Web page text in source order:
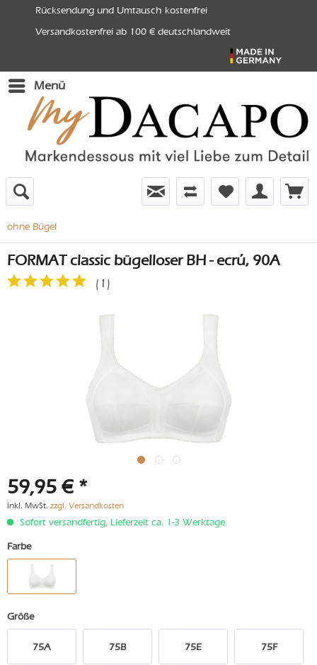
Rücksendung und Umtausch kostenfrei
Versandkostenfrei ab 100 € deutschlandweit
Menü
ohne Bügel
FORMAT classic bügelloser BH - ecrú, 90A
( 1 )
59,95 € *
inkl. MwSt. zzgl. Versandkosten
Sofort versandfertig, Lieferzeit ca. 1-3 Werktage
Farbe
Größe
75A 75B 75E 75F